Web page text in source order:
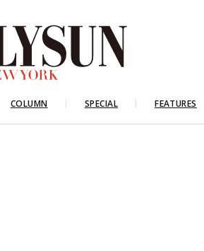
COLUMN SPECIAL FEATURES